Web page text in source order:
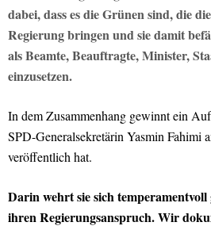
dabei, dass es die Grünen sind, die
Regierung bringen und sie damit
als Beamte, Beauftragte, Minister,
einzusetzen.
In dem Zusammenhang gewinnt ein
SPD-Generalsekretärin Yasmin Fahimi
veröffentlich hat.
Darin wehrt sie sich
ihren Regierungsanspruch. Wir